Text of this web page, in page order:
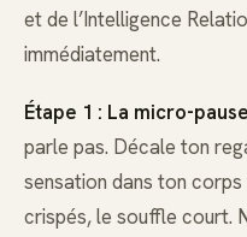
et de l’Intelligence
immédiatement.
Étape 1 : La micro-
parle pas. Décale ton
sensation dans ton
crispés, le souffle court.